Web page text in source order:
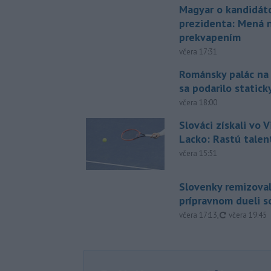
Magyar o
prezidenta: Mená
prekvapením
včera 17:31
Románsky palác
sa podarilo
včera 18:00
Slováci získali vo
Lacko: Rastú
včera 15:51
Slovenky
prípravnom dueli
včera 17:13, aktualizované
včera 19:45